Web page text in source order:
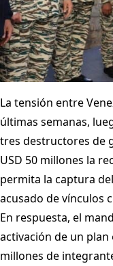
La tensión entre
últimas semanas,
tres destructores de
USD 50 millones la
permita la captura
acusado de vínculos
En respuesta, el
activación de un plan
millones de